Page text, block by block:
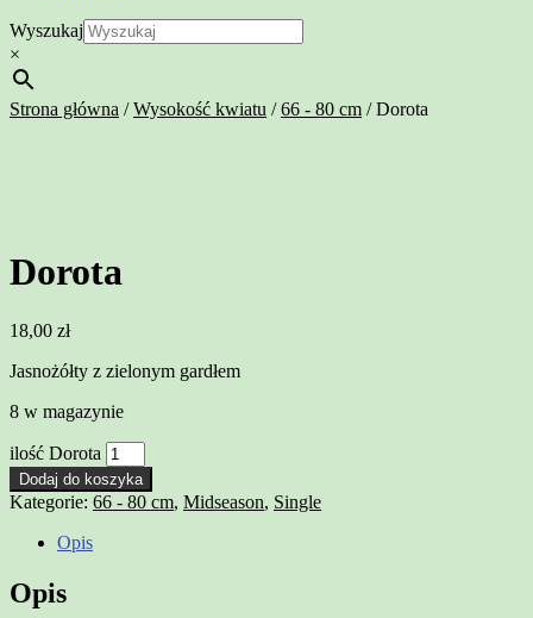
Wyszukaj
×
Strona główna /Wysokość kwiatu /66 - 80 cm /Dorota
Dorota
18,00 zł
Jasnożółty z zielonym gardłem
8 w magazynie
ilość Dorota
Dodaj do koszyka
Kategorie: 66 - 80 cm, Midseason, Single
Opis
Opis